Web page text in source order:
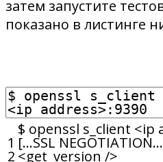
затем запустите
показано в листинге
1
2
$ openssl s_client <ip
[...SSL NEGOTIATION...
<get_version />